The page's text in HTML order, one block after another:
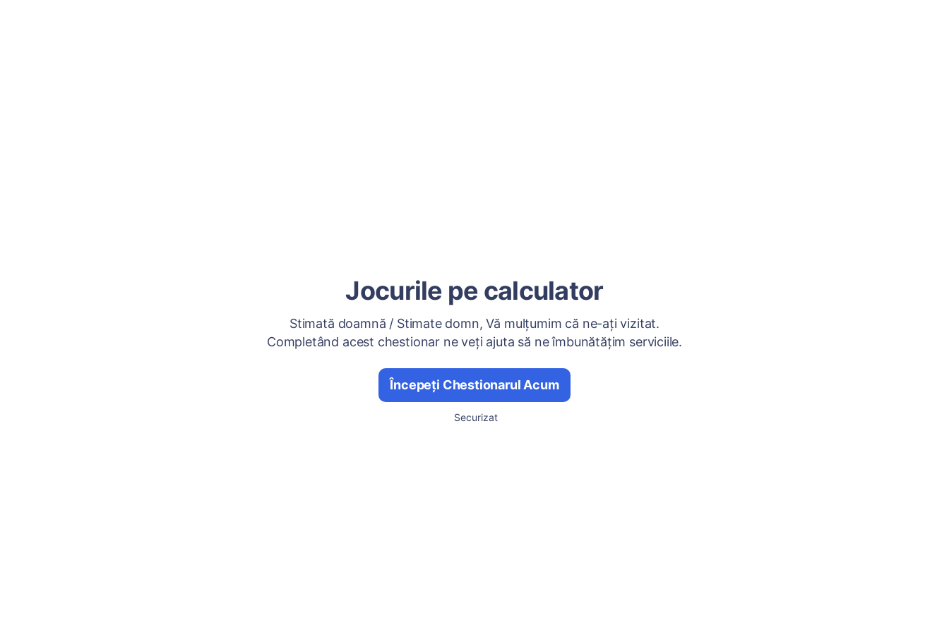
Jocurile pe calculator
Stimată doamnă / Stimate domn, Vă mulțumim că ne-ați vizitat.
Completând acest chestionar ne veți ajuta să ne îmbunătățim serviciile.
Începeți Chestionarul Acum
Securizat